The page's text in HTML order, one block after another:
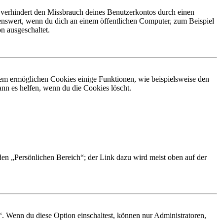
den Missbrauch deines Benutzerkontos durch einen
wenn du dich an einem öffentlichen Computer, zum Beispiel
ausgeschaltet.
ermöglichen Cookies einige Funktionen, wie beispielsweise den
es helfen, wenn du die Cookies löscht.
„Persönlichen Bereich“; der Link dazu wird meist oben auf der
du diese Option einschaltest, können nur Administratoren,